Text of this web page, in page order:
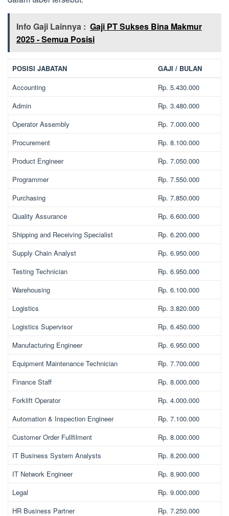
Info Gaji Lainnya : Gaji PT Sukses Bina Makmur
2025 - Semua Posisi
POSISI JABATAN
GAJI / BULAN
Accounting
Rp. 5.430.000
Admin
Rp. 3.480.000
Operator Assembly
Rp. 7.000.000
Procurement
Rp. 8.100.000
Product Engineer
Rp. 7.050.000
Programmer
Rp. 7.550.000
Purchasing
Rp. 7.850.000
Quality Assurance
Rp. 6.600.000
Shipping and Receiving Specialist
Rp. 6.200.000
Supply Chain Analyst
Rp. 6.950.000
Testing Technician
Rp. 6.950.000
Warehousing
Rp. 6.100.000
Logistics
Rp. 3.820.000
Logistics Supervisor
Rp. 6.450.000
Manufacturing Engineer
Rp. 6.950.000
Equipment Maintenance Technician
Rp. 7.700.000
Finance Staff
Rp. 8.000.000
Forklift Operator
Rp. 4.000.000
Automation & Inspection Engineer
Rp. 7.100.000
Customer Order Fullfilment
Rp. 8.000.000
IT Business System Analysts
Rp. 8.200.000
IT Network Engineer
Rp. 8.900.000
Legal
Rp. 9.000.000
HR Business Partner
Rp. 7.250.000